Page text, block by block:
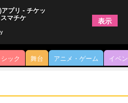
ック 舞台 アニメ・ゲーム イベ
プリ - チケッ
マチケ 表示